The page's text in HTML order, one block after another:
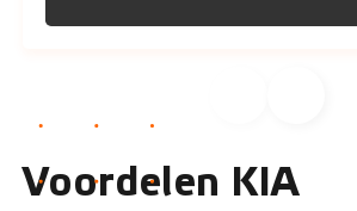
Voordelen KIA